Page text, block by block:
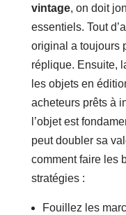
vintage, on doit
essentiels. Tout
original a toujours
réplique. Ensuite,
les objets en
acheteurs prêts à
l’objet est
peut doubler sa
comment faire les
stratégies :
Fouillez les